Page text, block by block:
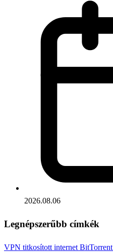
2026.08.06
Legnépszerűbb címkék
VPN titkosított internet BitTorrent